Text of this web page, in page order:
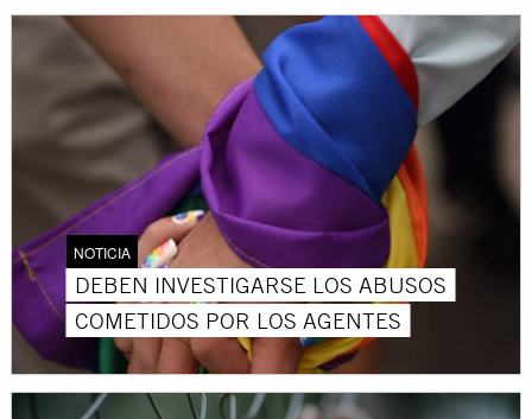
NOTICIA
DEBEN INVESTIGARSE LOS ABUSOS
COMETIDOS POR LOS AGENTES